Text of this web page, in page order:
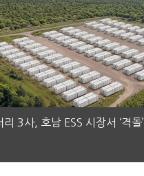
리 3사, 호남 ESS 시장서 ‘격돌’